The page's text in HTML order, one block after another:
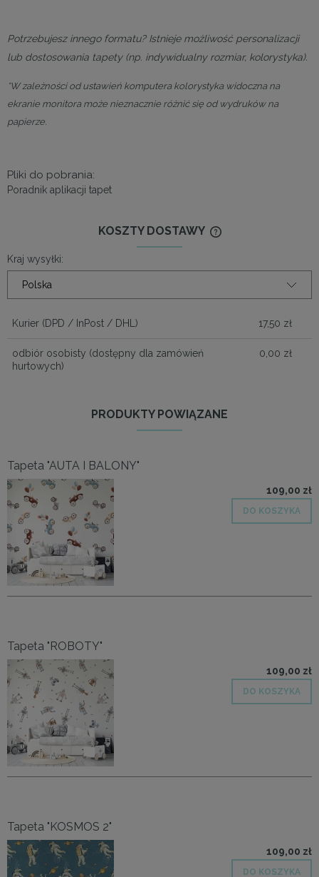
Potrzebujesz innego formatu? Istnieje możliwość personalizacji
lub dostosowania tapety (np. indywidualny rozmiar, kolorystyka).
*W zależności od ustawień komputera kolorystyka widoczna na
ekranie monitora może nieznacznie różnić się od wydruków na
papierze.
Pliki do pobrania:
Poradnik aplikacji tapet
KOSZTY DOSTAWY
Kraj wysyłki:
Kurier (DPD / InPost / DHL) 17,50 zł
odbiór osobisty (dostępny dla zamówień
hurtowych)
0,00 zł
PRODUKTY POWIĄZANE
Tapeta "AUTA I BALONY"
109,00 zł
DO KOSZYKA
Tapeta "ROBOTY"
109,00 zł
DO KOSZYKA
Tapeta "KOSMOS 2"
109,00 zł
DO KOSZYKA